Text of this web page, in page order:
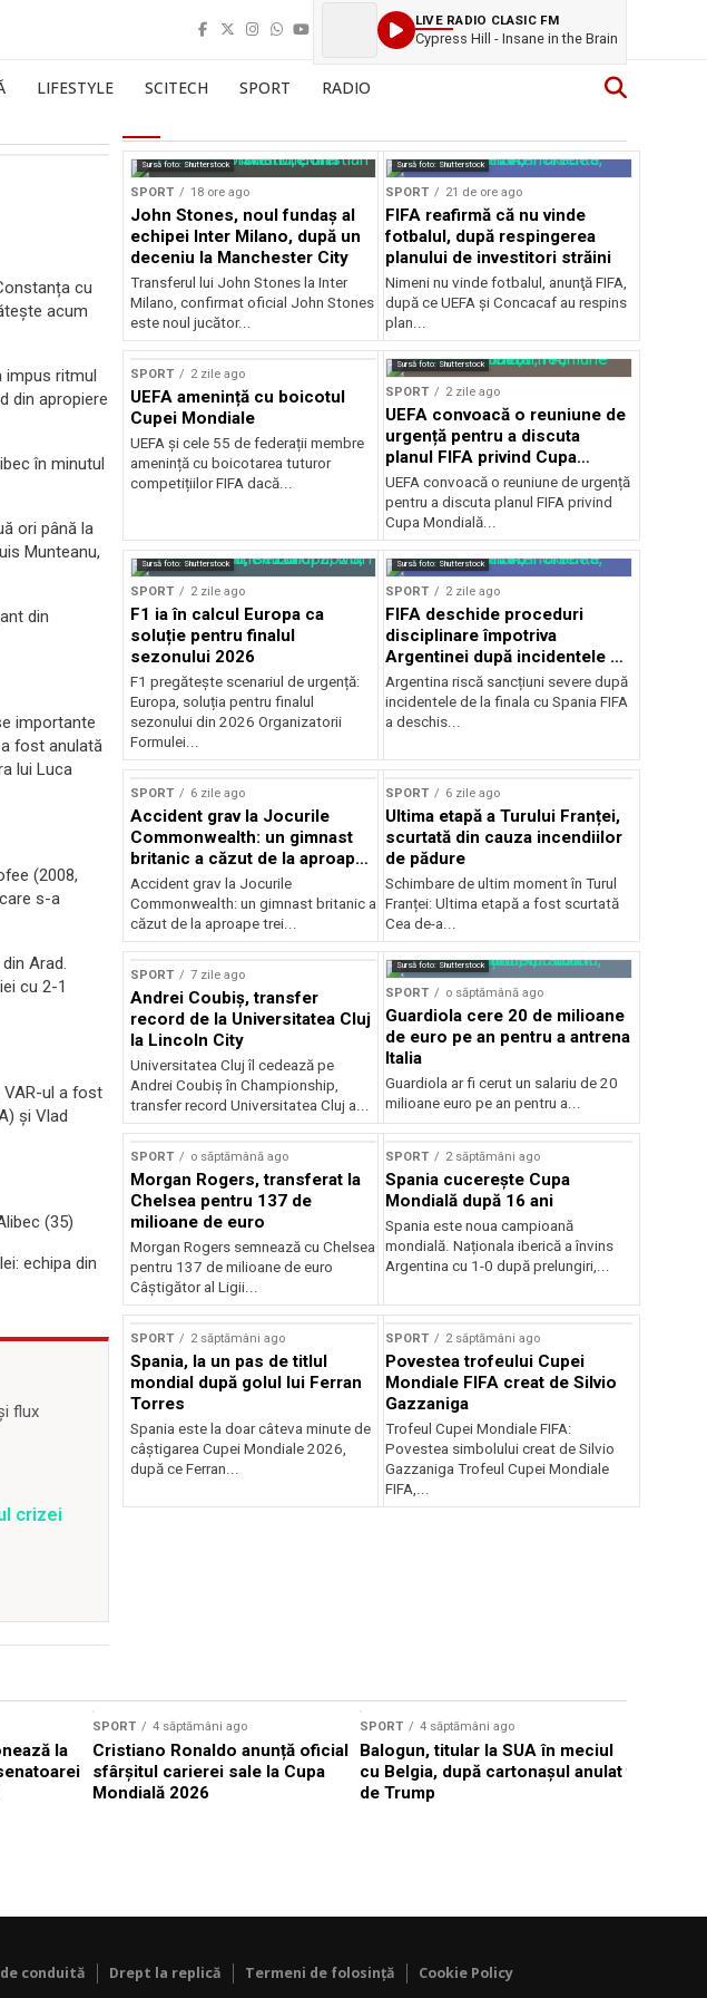
LIVE RADIO CLASIC FM
Cypress Hill - Insane in the Brain
LIFESTYLE SCITECH SPORT RADIO
cu
acum
impus ritmul
din apropiere
în minutul
ori până la
Munteanu,
din
importante
fost anulată
lui Luca
(2008,
s-a
Arad.
cu 2-1
VAR-ul a fost
și Vlad
(35)
echipa din
flux
crizei
Sursă foto: Shutterstock
SPORT 18 ore ago
John Stones, noul fundaș al
echipei Inter Milano, după un
deceniu la Manchester City
Transferul lui John Stones la Inter
Milano, confirmat oficial John Stones
este noul jucător...
Sursă foto: Shutterstock
SPORT 21 de ore ago
FIFA reafirmă că nu vinde
fotbalul, după respingerea
planului de investitori străini
Nimeni nu vinde fotbalul, anunţă FIFA,
după ce UEFA şi Concacaf au respins
plan...
SPORT 2 zile ago
UEFA amenință cu boicotul
Cupei Mondiale
UEFA și cele 55 de federații membre
amenință cu boicotarea tuturor
competițiilor FIFA dacă...
Sursă foto: Shutterstock
SPORT 2 zile ago
UEFA convoacă o reuniune de
urgență pentru a discuta
planul FIFA privind Cupa
Mondială
UEFA convoacă o reuniune de urgență
pentru a discuta planul FIFA privind
Cupa Mondială...
Sursă foto: Shutterstock
SPORT 2 zile ago
F1 ia în calcul Europa ca
soluție pentru finalul
sezonului 2026
F1 pregătește scenariul de urgență:
Europa, soluția pentru finalul
sezonului din 2026 Organizatorii
Formulei...
Sursă foto: Shutterstock
SPORT 2 zile ago
FIFA deschide proceduri
disciplinare împotriva
Argentinei după incidentele de
la finala cu Spania
Argentina riscă sancțiuni severe după
incidentele de la finala cu Spania FIFA
a deschis...
SPORT 6 zile ago
Accident grav la Jocurile
Commonwealth: un gimnast
britanic a căzut de la aproape
trei metri
Accident grav la Jocurile
Commonwealth: un gimnast britanic a
căzut de la aproape trei...
SPORT 6 zile ago
Ultima etapă a Turului Franței,
scurtată din cauza incendiilor
de pădure
Schimbare de ultim moment în Turul
Franței: Ultima etapă a fost scurtată
Cea de-a...
SPORT 7 zile ago
Andrei Coubiș, transfer
record de la Universitatea Cluj
la Lincoln City
Universitatea Cluj îl cedează pe
Andrei Coubiș în Championship,
transfer record Universitatea Cluj a...
Sursă foto: Shutterstock
SPORT o săptămână ago
Guardiola cere 20 de milioane
de euro pe an pentru a antrena
Italia
Guardiola ar fi cerut un salariu de 20
milioane euro pe an pentru a...
SPORT o săptămână ago
Morgan Rogers, transferat la
Chelsea pentru 137 de
milioane de euro
Morgan Rogers semnează cu Chelsea
pentru 137 de milioane de euro
Câștigător al Ligii...
SPORT 2 săptămâni ago
Spania cucerește Cupa
Mondială după 16 ani
Spania este noua campioană
mondială. Naționala iberică a învins
Argentina cu 1-0 după prelungiri,...
SPORT 2 săptămâni ago
Spania, la un pas de titlul
mondial după golul lui Ferran
Torres
Spania este la doar câteva minute de
câștigarea Cupei Mondiale 2026,
după ce Ferran...
SPORT 2 săptămâni ago
Povestea trofeului Cupei
Mondiale FIFA creat de Silvio
Gazzaniga
Trofeul Cupei Mondiale FIFA:
Povestea simbolului creat de Silvio
Gazzaniga Trofeul Cupei Mondiale
FIFA,...
la
SPORT 4 săptămâni ago
Cristiano Ronaldo anunță oficial
sfârșitul carierei sale la Cupa
Mondială 2026
SPORT 4 săptămâni ago
Balogun, titular la SUA în meciul
cu Belgia, după cartonașul anulat
de Trump
conduită Drept la replică Termeni de folosință Cookie Policy